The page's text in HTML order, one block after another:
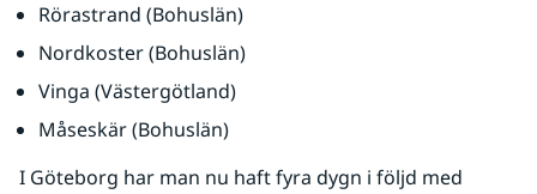
Rörastrand (Bohuslän)
Nordkoster (Bohuslän)
Vinga (Västergötland)
Måseskär (Bohuslän)
I Göteborg har man nu haft fyra dygn i följd med